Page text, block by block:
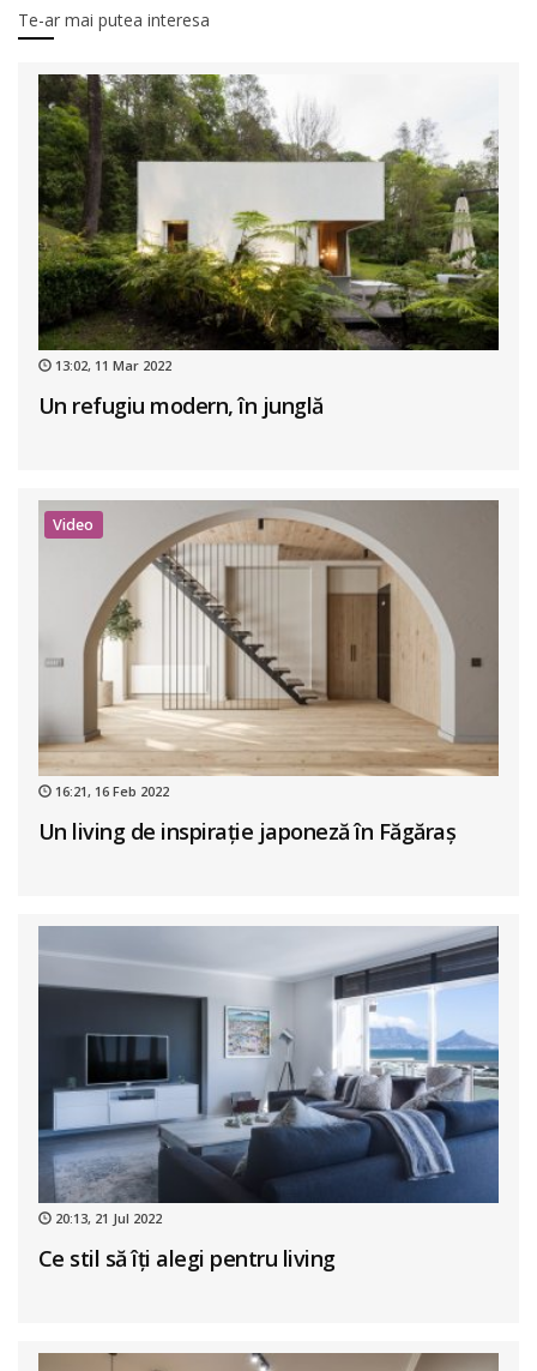
Te-ar mai putea interesa
13:02, 11 Mar 2022
Un refugiu modern, în junglă
Video
16:21, 16 Feb 2022
Un living de inspirație japoneză în Făgăraș
20:13, 21 Jul 2022
Ce stil să îți alegi pentru living